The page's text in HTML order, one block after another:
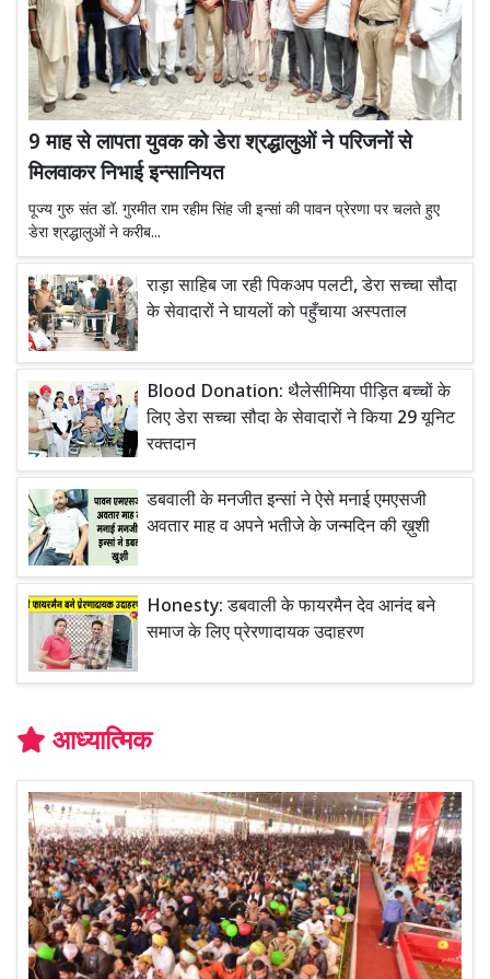
9 माह से लापता युवक को डेरा श्रद्धालुओं ने परिजनों से
मिलवाकर निभाई इन्सानियत
पूज्य गुरु संत डॉ. गुरमीत राम रहीम सिंह जी इन्सां की पावन प्रेरणा पर चलते हुए
डेरा श्रद्धालुओं ने करीब...
राड़ा साहिब जा रही पिकअप पलटी, डेरा सच्चा सौदा
के सेवादारों ने घायलों को पहुँचाया अस्पताल
Blood Donation: थैलेसीमिया पीड़ित बच्चों के
लिए डेरा सच्चा सौदा के सेवादारों ने किया 29 यूनिट
रक्तदान
डबवाली के मनजीत इन्सां ने ऐसे मनाई एमएसजी
अवतार माह व अपने भतीजे के जन्मदिन की ख़ुशी
Honesty: डबवाली के फायरमैन देव आनंद बने
समाज के लिए प्रेरणादायक उदाहरण
आध्यात्मिक